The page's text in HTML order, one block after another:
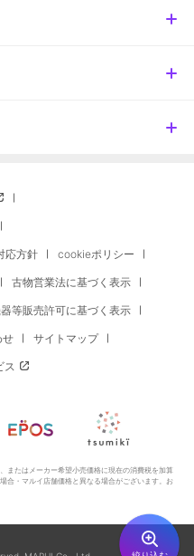
応方針 cookieポリシー
古物営業法に基づく表示
等販売許可に基づく表示
せ サイトマップ
ス
またはメーカー希望小売価格に現在の消費税を加算
合・マルイ店舗価格と異なる場合がございます。お